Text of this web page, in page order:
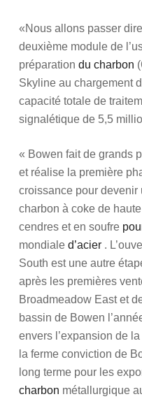
«Nous allons passer
deuxième module de
préparation du charbon
Skyline au chargement
capacité totale de
signalétique de 5,5
« Bowen fait de grands
et réalise la première
croissance pour devenir
charbon à coke de
cendres et en soufre
mondiale d’acier.
South est une autre
après les premières
Broadmeadow East et
bassin de Bowen
envers l’expansion de
la ferme conviction de
long terme pour les
charbon métallurgique